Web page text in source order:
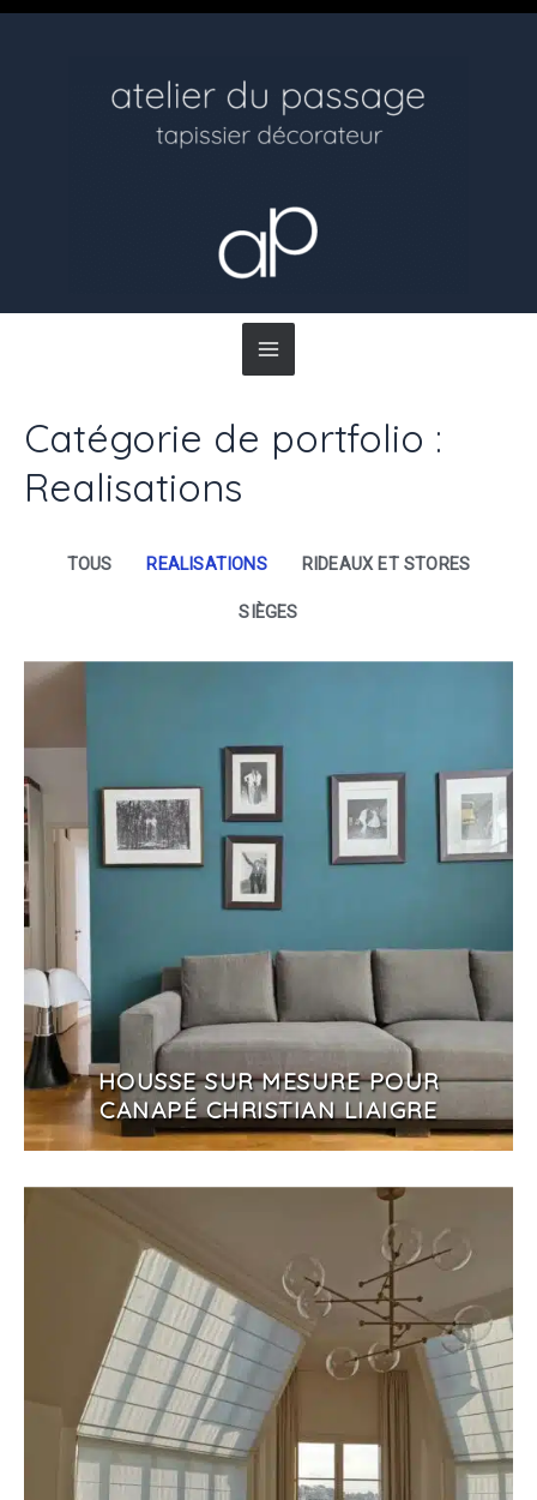
Menu
Catégorie de portfolio :
Realisations
TOUS REALISATIONS RIDEAUX ET STORES
SIÈGES
HOUSSE SUR MESURE POUR
CANAPÉ CHRISTIAN LIAIGRE